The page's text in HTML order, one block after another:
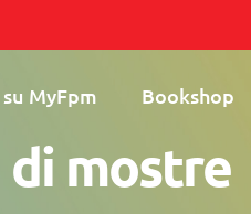
MyFpm Bookshop
mostre